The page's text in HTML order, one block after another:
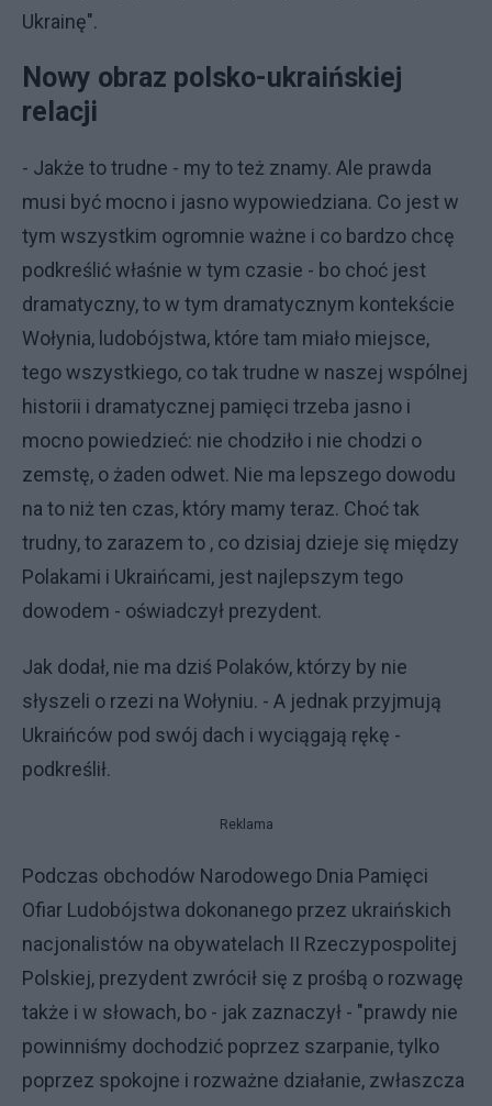
Ukrainę".
Nowy obraz polsko-ukraińskiej
relacji
- Jakże to trudne - my to też znamy. Ale prawda
musi być mocno i jasno wypowiedziana. Co jest w
tym wszystkim ogromnie ważne i co bardzo chcę
podkreślić właśnie w tym czasie - bo choć jest
dramatyczny, to w tym dramatycznym kontekście
Wołynia, ludobójstwa, które tam miało miejsce,
tego wszystkiego, co tak trudne w naszej wspólnej
historii i dramatycznej pamięci trzeba jasno i
mocno powiedzieć: nie chodziło i nie chodzi o
zemstę, o żaden odwet. Nie ma lepszego dowodu
na to niż ten czas, który mamy teraz. Choć tak
trudny, to zarazem to , co dzisiaj dzieje się między
Polakami i Ukraińcami, jest najlepszym tego
dowodem - oświadczył prezydent.
Jak dodał, nie ma dziś Polaków, którzy by nie
słyszeli o rzezi na Wołyniu. - A jednak przyjmują
Ukraińców pod swój dach i wyciągają rękę -
podkreślił.
Reklama
Podczas obchodów Narodowego Dnia Pamięci
Ofiar Ludobójstwa dokonanego przez ukraińskich
nacjonalistów na obywatelach II Rzeczypospolitej
Polskiej, prezydent zwrócił się z prośbą o rozwagę
także i w słowach, bo - jak zaznaczył - "prawdy nie
powinniśmy dochodzić poprzez szarpanie, tylko
poprzez spokojne i rozważne działanie, zwłaszcza